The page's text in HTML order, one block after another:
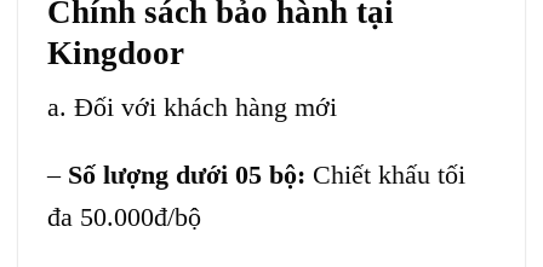
Chính sách bảo hành tại
Kingdoor
a. Đối với khách hàng mới
– Số lượng dưới 05 bộ: Chiết khấu tối
đa 50.000đ/bộ